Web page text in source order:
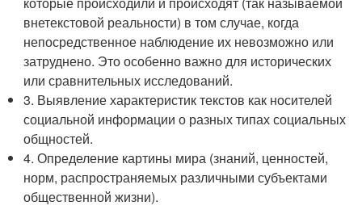
внетекстовой реальности) в том случае, когда
непосредственное наблюдение их невозможно или
затруднено. Это особенно важно для исторических
или сравнительных исследований.
3. Выявление характеристик текстов как носителей
социальной информации о разных типах социальных
общностей.
4. Определение картины мира (знаний, ценностей,
норм, распространяемых различными субъектами
общественной жизни).